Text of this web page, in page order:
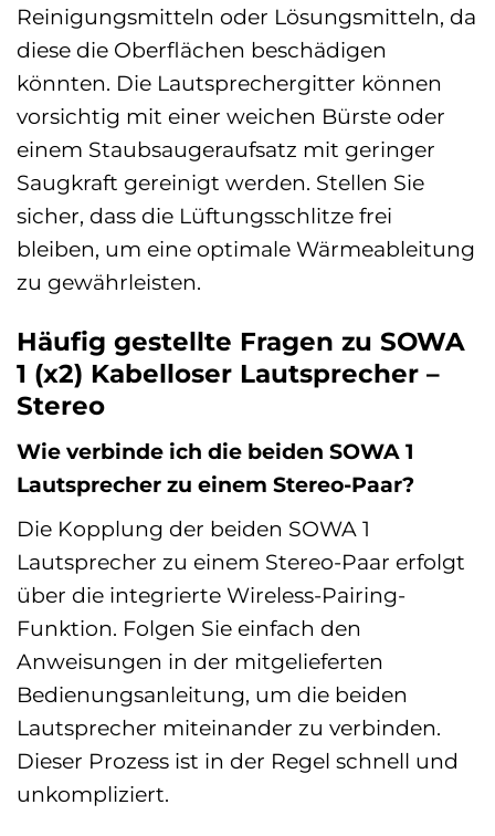
Reinigungsmitteln oder Lösungsmitteln, da
diese die Oberflächen beschädigen
könnten. Die Lautsprechergitter können
vorsichtig mit einer weichen Bürste oder
einem Staubsaugeraufsatz mit geringer
Saugkraft gereinigt werden. Stellen Sie
sicher, dass die Lüftungsschlitze frei
bleiben, um eine optimale Wärmeableitung
zu gewährleisten.
Häufig gestellte Fragen zu SOWA
1 (x2) Kabelloser Lautsprecher –
Stereo
Wie verbinde ich die beiden SOWA 1
Lautsprecher zu einem Stereo-Paar?
Die Kopplung der beiden SOWA 1
Lautsprecher zu einem Stereo-Paar erfolgt
über die integrierte Wireless-Pairing-
Funktion. Folgen Sie einfach den
Anweisungen in der mitgelieferten
Bedienungsanleitung, um die beiden
Lautsprecher miteinander zu verbinden.
Dieser Prozess ist in der Regel schnell und
unkompliziert.